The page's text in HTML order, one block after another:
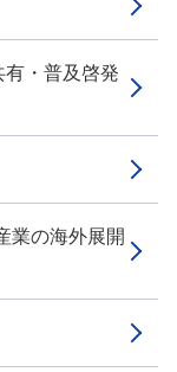
・普及啓発
業の海外展開